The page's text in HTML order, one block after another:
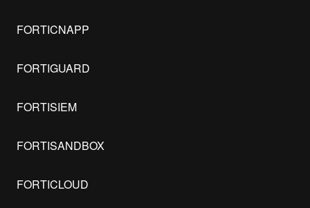
FORTICNAPP
FORTIGUARD
FORTISIEM
FORTISANDBOX
FORTICLOUD